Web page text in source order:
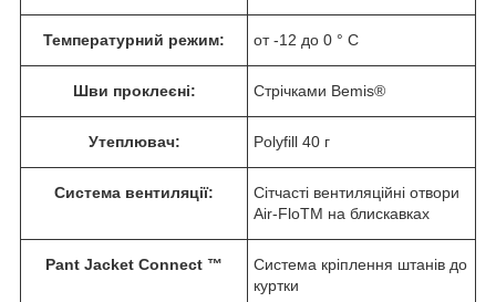
Температурний режим: от -12 до 0 ° C
Шви проклеєні: Стрічками Bemis®
Утеплювач: Polyfill 40 г
Система вентиляції:
Сітчасті вентиляційні отвори
Air-FloTM на блискавках
Pant Jacket Connect ™
Система кріплення штанів до
куртки